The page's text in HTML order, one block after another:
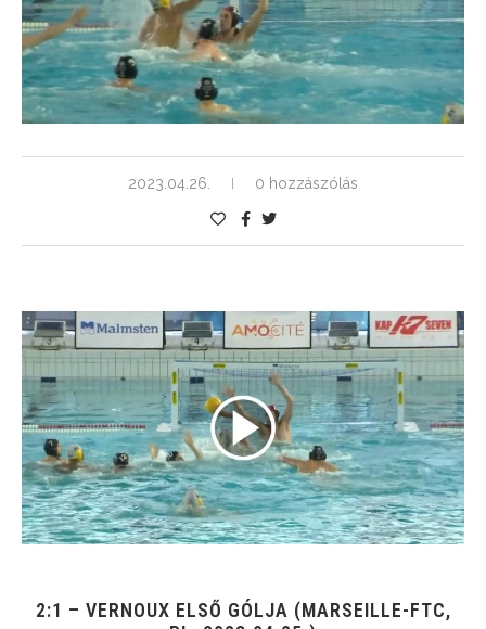
2023.04.26. 0 hozzászólás
2:1 – VERNOUX ELSŐ GÓLJA (MARSEILLE-FTC,